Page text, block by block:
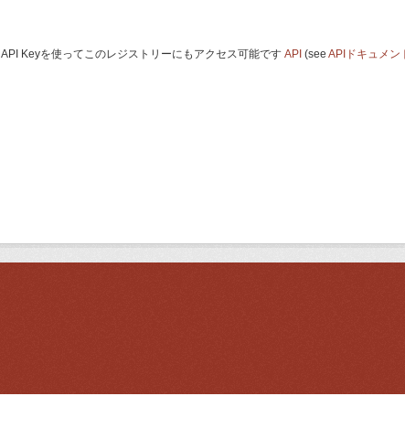
API Keyを使ってこのレジストリーにもアクセス可能です API (see APIドキュメン